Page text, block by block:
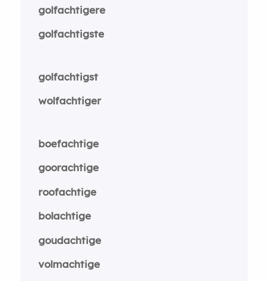
golfachtigere
golfachtigste
golfachtigst
wolfachtiger
boefachtige
goorachtige
roofachtige
bolachtige
goudachtige
volmachtige